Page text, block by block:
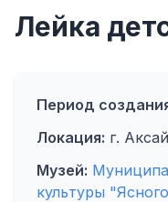
Лейка
Период
Локация: г. Аксай
Музей:
культуры